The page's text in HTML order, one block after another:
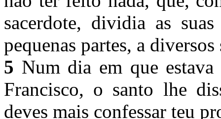
sacerdote, dividia as
pequenas partes, a
5 Num dia em que
Francisco, o santo lhe
deves mais confessar teu